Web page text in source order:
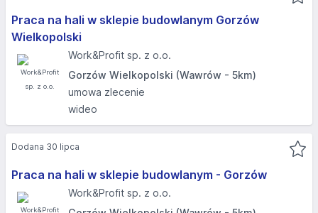
Praca na hali w sklepie budowlanym Gorzów
Wielkopolski
Work&Profit sp. z o.o.
Gorzów Wielkopolski (Wawrów - 5km)
umowa zlecenie
wideo
Praca na hali w sklepie budowlanym - Gorzów
Work&Profit sp. z o.o.
Dodana 30 lipca